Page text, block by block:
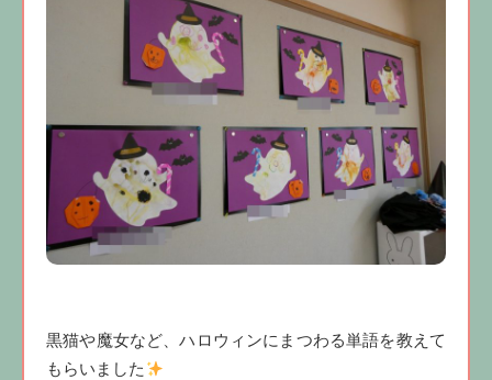
黒猫や魔女など、ハロウィンにまつわる単語を教えて
もらいました